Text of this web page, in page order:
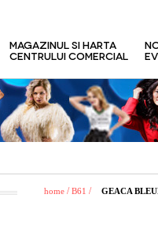
MAGAZINUL SI HARTA
CENTRULUI COMERCIAL
home / B61 / GEACA